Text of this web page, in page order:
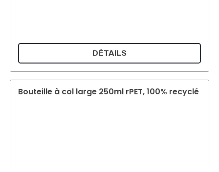
DÉTAILS
Bouteille à col large 250ml rPET, 100% recyclé